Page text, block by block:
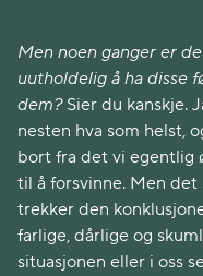
Men noen ganger er
uutholdelig å ha disse
dem?Sier du kanskje.
nesten hva som helst,
bort fra det vi egentlig
til å forsvinne. Men det
trekker den
farlige, dårlige og
situasjonen eller i oss